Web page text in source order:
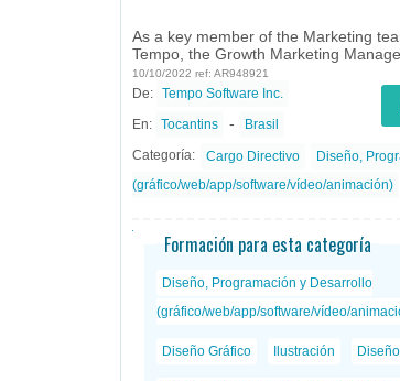
As a key member of the Marketing
Tempo, the Growth Marketing
10/10/2022 ref: AR948921
De: Tempo Software Inc.
En: Tocantins -
Brasil
Categoría:
Cargo Directivo
Diseño,
(gráfico/web/app/software/vídeo/animación)
Formación para esta categoría
Diseño, Programación y Desarrollo
(gráfico/web/app/software/vídeo/
Diseño Gráfico Ilustración